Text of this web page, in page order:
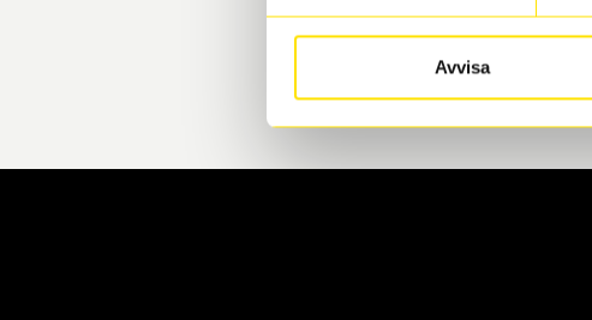
Avvisa